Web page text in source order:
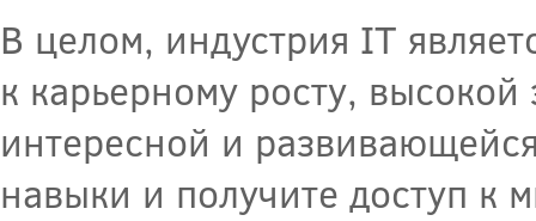
В целом, индустрия IT
к карьерному росту,
интересной и
навыки и получите доступ к